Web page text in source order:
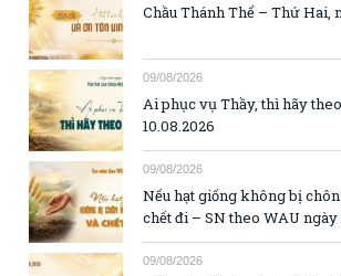
Chầu Thánh Thể – Thứ Hai,
09/08/2026
Ai phục vụ Thầy, thì hãy
10.08.2026
09/08/2026
Nếu hạt giống không bị
chết đi – SN theo WAU ngày
09/08/2026